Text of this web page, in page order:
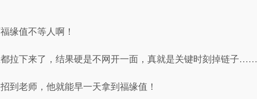
缘值不等人啊！
拉下来了，结果硬是不网开一面，真就是关键时刻掉链子……
到老师，他就能早一天拿到福缘值！